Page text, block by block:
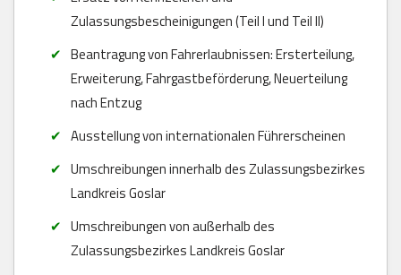
Zulassungsbescheinigungen (Teil I und Teil II)
Beantragung von Fahrerlaubnissen: Ersterteilung,
Erweiterung, Fahrgastbeförderung, Neuerteilung
nach Entzug
Ausstellung von internationalen Führerscheinen
Umschreibungen innerhalb des Zulassungsbezirkes
Landkreis Goslar
Umschreibungen von außerhalb des
Zulassungsbezirkes Landkreis Goslar